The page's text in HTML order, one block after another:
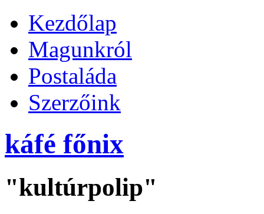
Kezdőlap
Magunkról
Postaláda
Szerzőink
káfé főnix
"kultúrpolip"